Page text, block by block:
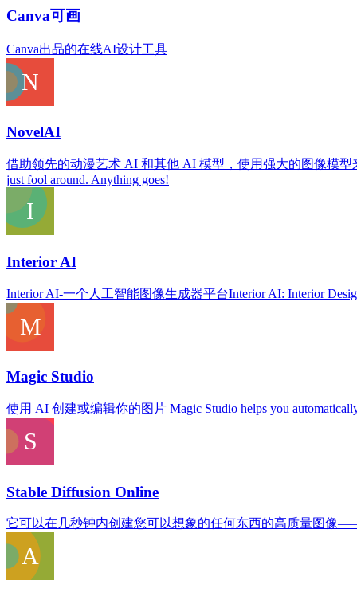
Canva可画
Canva出品的在线AI设计工具
NovelAI
借助领先的动漫艺术 AI 和其他 AI 模型，使用强大的图像模型来
just fool around. Anything goes!
Interior AI
Interior AI-一个人工智能图像生成器平台Interior AI: Interior
Magic Studio
使用 AI 创建或编辑你的图片 Magic Studio helps you
Stable Diffusion Online
它可以在几秒钟内创建您可以想象的任何东西的高质量图像